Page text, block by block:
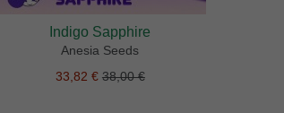
Indigo Sapphire
Anesia Seeds
33,82 € 38,00 €